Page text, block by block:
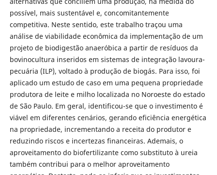
possível, mais sustentável e, concomitantemente
competitiva. Neste sentido, este trabalho traçou uma
análise de viabilidade econômica da implementação de um
projeto de biodigestão anaeróbica a partir de resíduos da
bovinocultura inseridos em sistemas de integração lavoura-
pecuária (ILP), voltado à produção de biogás. Para isso, foi
aplicado um estudo de caso em uma pequena propriedade
produtora de leite e milho localizada no Noroeste do estado
de São Paulo. Em geral, identificou-se que o investimento é
viável em diferentes cenários, gerando eficiência energética
na propriedade, incrementando a receita do produtor e
reduzindo riscos e incertezas financeiras. Ademais, o
aproveitamento do biofertilizante como substituto à ureia
também contribui para o melhor aproveitamento